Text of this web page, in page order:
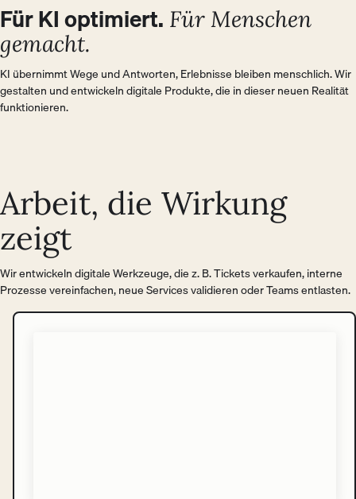
USER
Für KI optimiert. Für Menschen
gemacht.
KI übernimmt Wege und Antworten, Erlebnisse bleiben menschlich. Wir
gestalten und entwickeln digitale Produkte, die in dieser neuen Realität
funktionieren.
Arbeit, die Wirkung
zeigt
Wir entwickeln digitale Werkzeuge, die z. B. Tickets verkaufen, interne
Prozesse vereinfachen, neue Services validieren oder Teams entlasten.